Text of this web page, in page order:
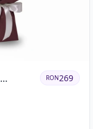
RON269